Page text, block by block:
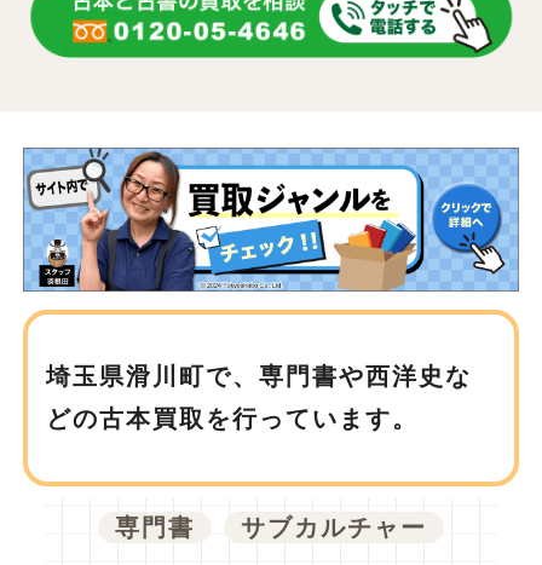
埼玉県滑川町で、専門書や西洋史な
どの古本買取を行っています。
専門書 サブカルチャー